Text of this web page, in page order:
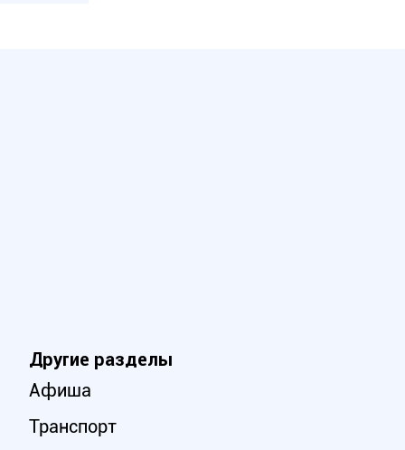
Другие разделы
Афиша
Транспорт